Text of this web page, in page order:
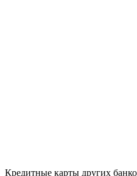
Кредитные карты других